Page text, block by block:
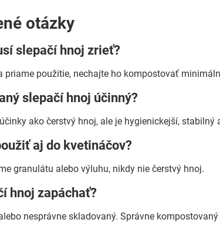
otázky
slepačí hnoj zrieť?
priame použitie, nechajte ho kompostovať
slepačí hnoj účinný?
ako čerstvý hnoj, ale je hygienickejší, stabilný
aj do kvetináčov?
granulátu alebo výluhu, nikdy nie čerstvý hnoj.
hnoj zapáchať?
nesprávne skladovaný. Správne